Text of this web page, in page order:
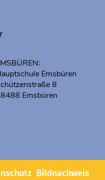
Emsbüren
8
Emsbüren
Bildnachweis